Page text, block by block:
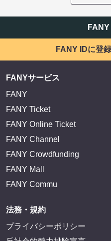
FANY IDに登
FANYサービス
FANY
FANY Ticket
FANY Online Ticket
FANY Channel
FANY Crowdfunding
FANY Mall
FANY Commu
法務・規約
プライバシーポリシー